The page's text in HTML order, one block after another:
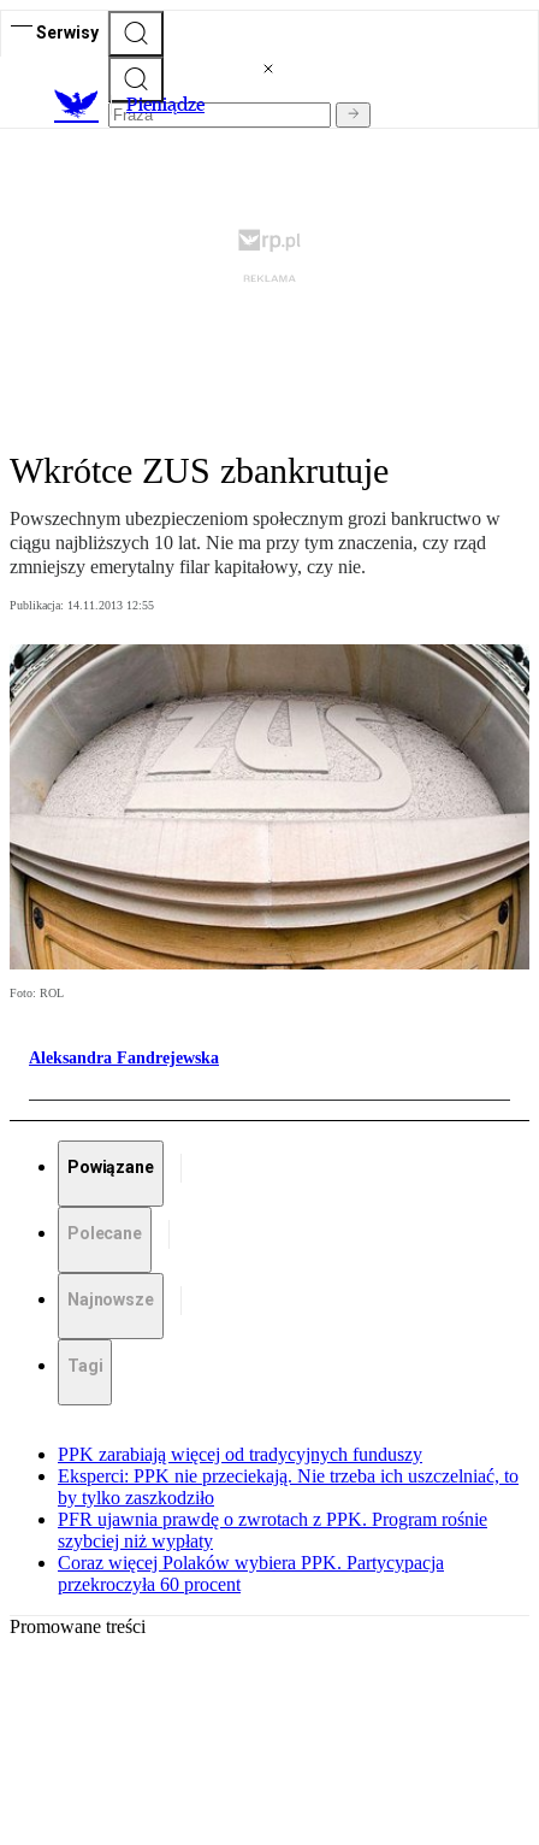
Serwisy
Pieniądze
Wkrótce ZUS zbankrutuje
Powszechnym ubezpieczeniom społecznym grozi bankructwo w
ciągu najbliższych 10 lat. Nie ma przy tym znaczenia, czy rząd
zmniejszy emerytalny filar kapitałowy, czy nie.
Publikacja: 14.11.2013 12:55
Foto: ROL
Aleksandra Fandrejewska
Powiązane
Polecane
Najnowsze
Tagi
PPK zarabiają więcej od tradycyjnych funduszy
Eksperci: PPK nie przeciekają. Nie trzeba ich uszczelniać, to
by tylko zaszkodziło
PFR ujawnia prawdę o zwrotach z PPK. Program rośnie
szybciej niż wypłaty
Coraz więcej Polaków wybiera PPK. Partycypacja
przekroczyła 60 procent
Promowane treści